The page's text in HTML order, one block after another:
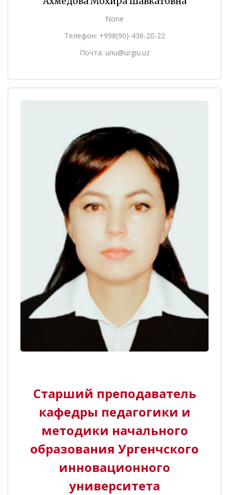
None
Телефон: +998(90)-436-20-22
Почта: uriu@urgiu.uz
Старший преподаватель
кафедры педагогики и
методики начального
образования Ургенчского
инновационного
университета